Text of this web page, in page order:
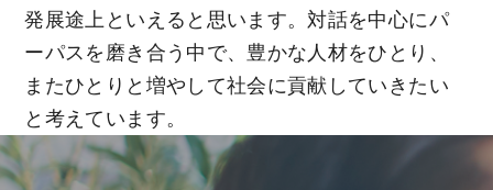
発展途上といえると思います。対話を中心にパ
ーパスを磨き合う中で、豊かな人材をひとり、
またひとりと増やして社会に貢献していきたい
と考えています。